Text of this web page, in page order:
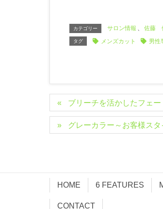
カテゴリー サロン情報 、 佐藤
タグ メンズカット 男性
ブリーチを活かしたフェ
グレーカラー～お客様スタ
HOME 6 FEATURES
CONTACT